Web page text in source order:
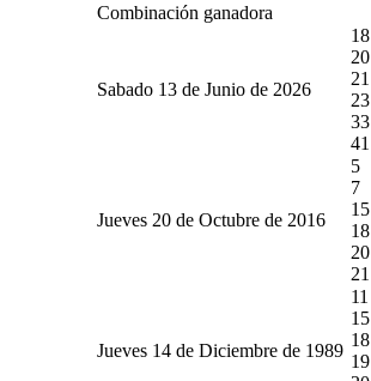
Combinación ganadora
Sabado 13 de Junio de 2026
18
20
21
23
33
41
Jueves 20 de Octubre de 2016
5
7
15
18
20
21
Jueves 14 de Diciembre de 1989
11
15
18
19